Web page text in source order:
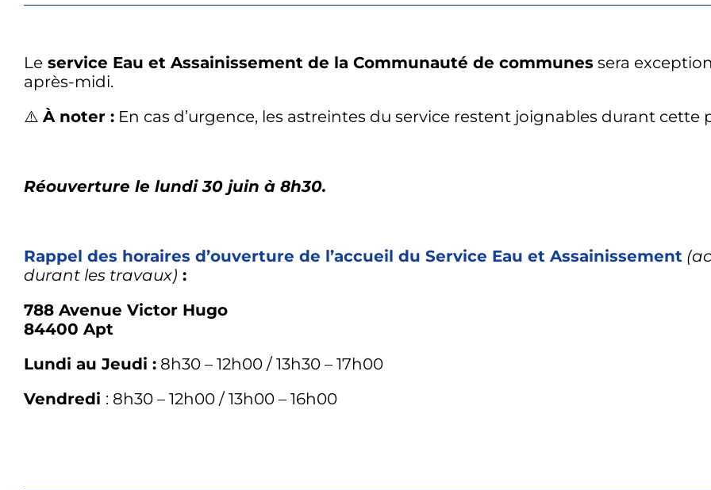
Leservice Eau et Assainissement de la Communauté de communes sera
après-midi.
⚠️ À noter :En cas d’urgence, les astreintes du service restent joignables durant cette
Réouverture le lundi 30 juin à 8h30.
Rappel des horaires d’ouverture de l’accueil du Service Eau et Assainissement
durant les travaux) :
788 Avenue Victor Hugo
84400 Apt
Lundi au Jeudi :8h30 – 12h00 / 13h30 – 17h00
Vendredi : 8h30 – 12h00 / 13h00 – 16h00